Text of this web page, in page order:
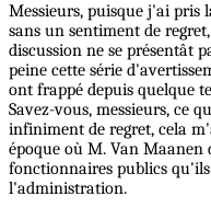
Messieurs, puisque j'ai pris
sans un sentiment de
discussion ne se présentât
peine cette série
ont frappé depuis quelque
Savez-vous, messieurs, ce
infiniment de regret, cela
époque où M. Van
fonctionnaires publics
l'administration.